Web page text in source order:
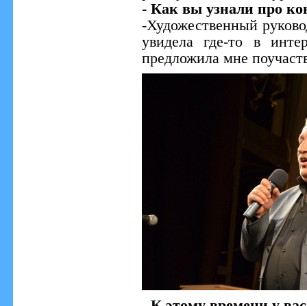
- Как вы узнали про
-Художественный
увидела где-то в
предложила мне